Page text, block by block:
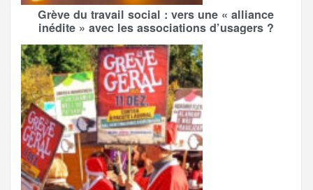
Grève du travail social : vers une « alliance
inédite » avec les associations d’usagers ?